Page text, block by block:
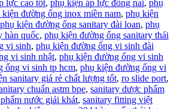
lực cao tốt, phụ kiện áp lực đồng nai, phụ
kiện đường ống inox miền nam, phụ kiện
phụ kiện đường ống sanitary đài loan, phụ
hàn quốc, phụ kiện đường ống sanitary thái
vi sinh, phụ kiện đường ống vi sinh đài
vi sinh nhật, phụ kiện đường ống vi sinh
ống vi sinh tp hcm, phụ kiện đường ống vi
sanitary giá rẻ chất lượng tốt, ro slide port,
chuẩn astm bpe, sanitary dược phẩm
nước giải khát, sanitary fitting việt